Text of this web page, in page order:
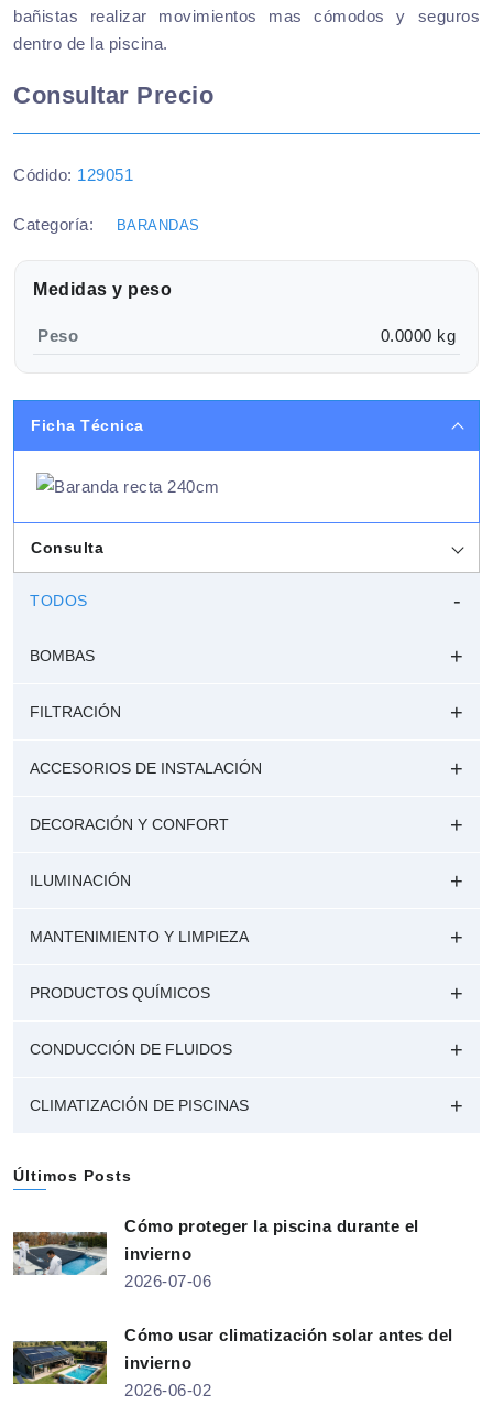
bañistas realizar movimientos mas cómodos y seguros
dentro de la piscina.
Consultar Precio
Códido: 129051
Categoría: BARANDAS
Medidas y peso
Peso 0.0000 kg
Ficha Técnica
Consulta
TODOS
BOMBAS
FILTRACIÓN
ACCESORIOS DE INSTALACIÓN
DECORACIÓN Y CONFORT
ILUMINACIÓN
MANTENIMIENTO Y LIMPIEZA
PRODUCTOS QUÍMICOS
CONDUCCIÓN DE FLUIDOS
CLIMATIZACIÓN DE PISCINAS
Últimos Posts
Cómo proteger la piscina durante el
invierno
2026-07-06
Cómo usar climatización solar antes del
invierno
2026-06-02